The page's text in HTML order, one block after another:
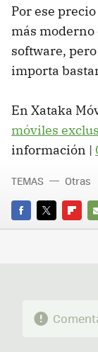
Por ese
más
software,
importa
En Xataka
móviles
información |
FACEBOOK
TWITTER
TEMAS Otras